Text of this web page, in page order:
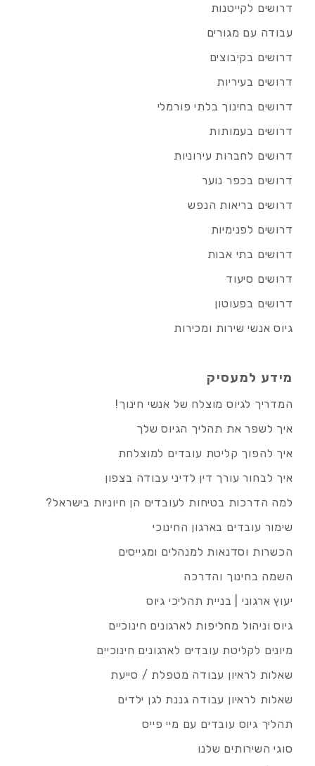
דרושים לקייטנות
עבודה עם מגורים
דרושים בקיבוצים
דרושים בעיריות
דרושים בחינוך בלתי פורמלי
דרושים בעמותות
דרושים לחברות עירוניות
דרושים בכפר נוער
דרושים בריאות הנפש
דרושים לפנימיות
דרושים בתי אבות
דרושים סיעוד
דרושים בפעוטון
גיוס אנשי שירות ומכירות
מידע למעסיק
המדריך לגיוס מוצלח של אנשי חינוך!
איך לשפר את תהליך הגיוס שלך
איך להפוך קליטת עובדים למוצלחת
איך לבחור עורך דין לדיני עבודה בצפון
למה הדרכות בטיחות לעובדים הן חיוניות בישראל?
שימור עובדים בארגון החינוכי
הכשרות וסדנאות למנהלים ומגייסים
השמה בחינוך והדרכה
יעוץ ארגוני | בניית תהליכי גיוס
גיוס וניהול מחליפות לארגונים חינוכיים
מיונים לקליטת עובדים לארגונים חינוכיים
שאלות לראיון עבודה מטפלת / סייעת
שאלות לראיון עבודה גננת לגן ילדים
תהליך גיוס עובדים עם מיי פייס
סוגי השירותים שלנו